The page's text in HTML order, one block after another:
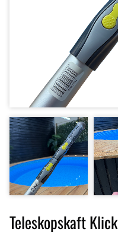
Teleskopskaft Klick